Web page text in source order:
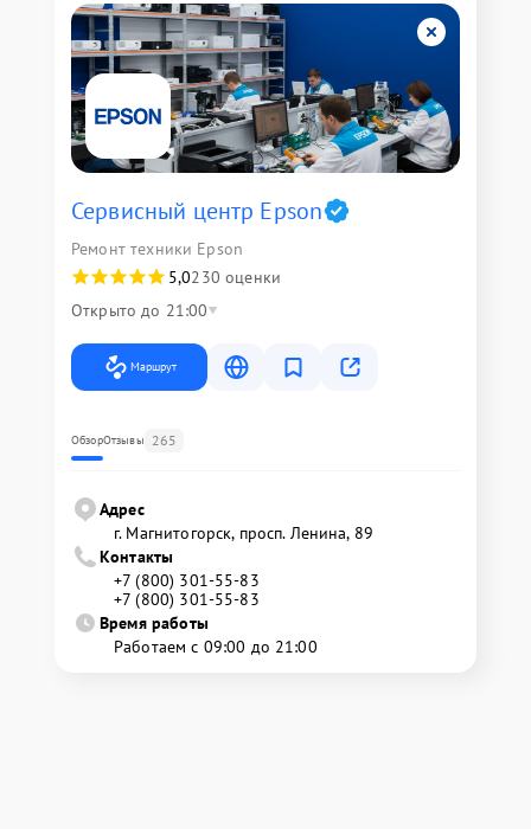
Сервисный центр Epson
Ремонт техники Epson
5,0230 оценки
Открыто до 21:00
Маршрут
ОбзорОтзывы 265
Адрес
г. Магнитогорск, просп. Ленина, 89
Контакты
+7 (800) 301-55-83
+7 (800) 301-55-83
Время работы
Работаем с 09:00 до 21:00